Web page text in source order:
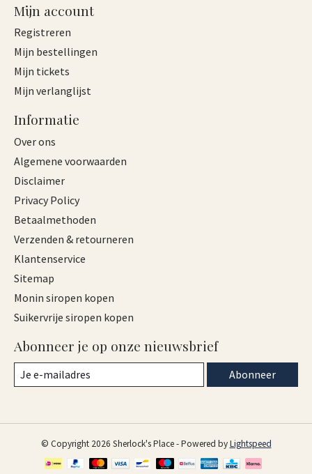
Mijn account
Registreren
Mijn bestellingen
Mijn tickets
Mijn verlanglijst
Informatie
Over ons
Algemene voorwaarden
Disclaimer
Privacy Policy
Betaalmethoden
Verzenden & retourneren
Klantenservice
Sitemap
Monin siropen kopen
Suikervrije siropen kopen
Abonneer je op onze nieuwsbrief
Abonneer
© Copyright 2026 Sherlock's Place - Powered byLightspeed